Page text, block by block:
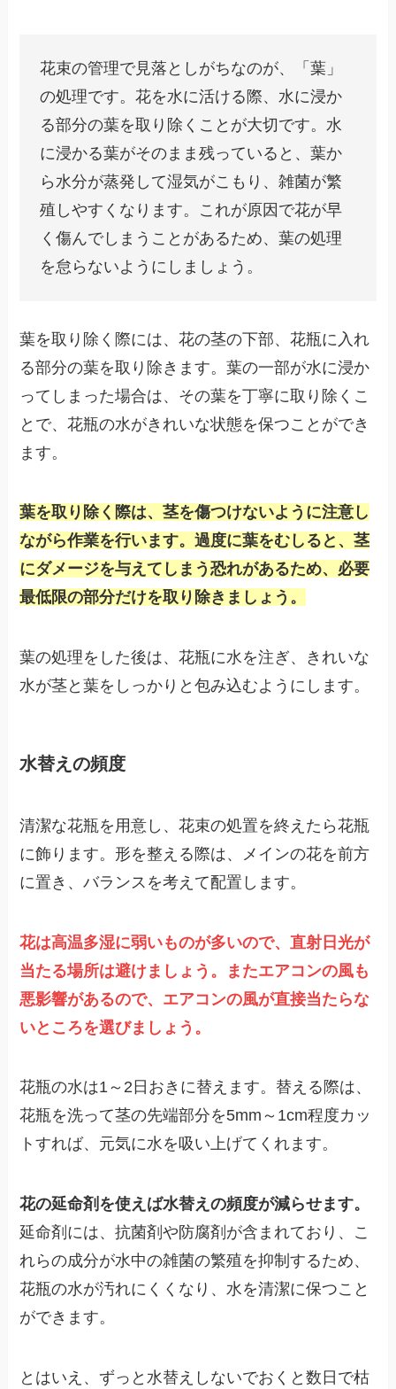
花束の管理で見落としがちなのが、「葉」
の処理です。花を水に活ける際、水に浸か
る部分の葉を取り除くことが大切です。水
に浸かる葉がそのまま残っていると、葉か
ら水分が蒸発して湿気がこもり、雑菌が繁
殖しやすくなります。これが原因で花が早
く傷んでしまうことがあるため、葉の処理
を怠らないようにしましょう。
葉を取り除く際には、花の茎の下部、花瓶に入れ
る部分の葉を取り除きます。葉の一部が水に浸か
ってしまった場合は、その葉を丁寧に取り除くこ
とで、花瓶の水がきれいな状態を保つことができ
ます。
葉を取り除く際は、茎を傷つけないように注意し
ながら作業を行います。過度に葉をむしると、茎
にダメージを与えてしまう恐れがあるため、必要
最低限の部分だけを取り除きましょう。
葉の処理をした後は、花瓶に水を注ぎ、きれいな
水が茎と葉をしっかりと包み込むようにします。
水替えの頻度
清潔な花瓶を用意し、花束の処置を終えたら花瓶
に飾ります。形を整える際は、メインの花を前方
に置き、バランスを考えて配置します。
花は高温多湿に弱いものが多いので、直射日光が
当たる場所は避けましょう。またエアコンの風も
悪影響があるので、エアコンの風が直接当たらな
いところを選びましょう。
花瓶の水は1～2日おきに替えます。替える際は、
花瓶を洗って茎の先端部分を5mm～1cm程度カッ
トすれば、元気に水を吸い上げてくれます。
花の延命剤を使えば水替えの頻度が減らせます。
延命剤には、抗菌剤や防腐剤が含まれており、こ
れらの成分が水中の雑菌の繁殖を抑制するため、
花瓶の水が汚れにくくなり、水を清潔に保つこと
ができます。
とはいえ、ずっと水替えしないでおくと数日で枯